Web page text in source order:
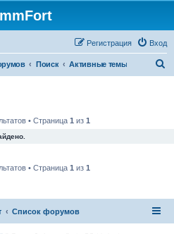
Вход
Регистрация
Поиск Активные темы
• Страница 1 из 1
• Страница 1 из 1
Список форумов